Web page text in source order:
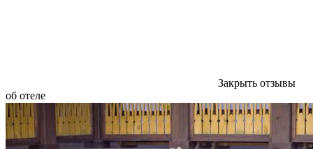
Закрыть отзывы
об отеле